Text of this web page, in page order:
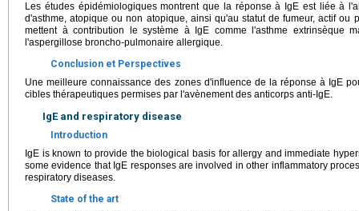
Les études épidémiologiques montrent que la réponse à IgE est liée à
d'asthme, atopique ou non atopique, ainsi qu'au statut de fumeur, actif ou
mettent à contribution le système à IgE comme l'asthme extrinsèque
l'aspergillose broncho-pulmonaire allergique.
Conclusion et Perspectives
Une meilleure connaissance des zones d'influence de la réponse à IgE
cibles thérapeutiques permises par l'avènement des anticorps anti-IgE.
IgE and respiratory disease
Introduction
IgE is known to provide the biological basis for allergy and immediate
some evidence that IgE responses are involved in other inflammatory
respiratory diseases.
State of the art